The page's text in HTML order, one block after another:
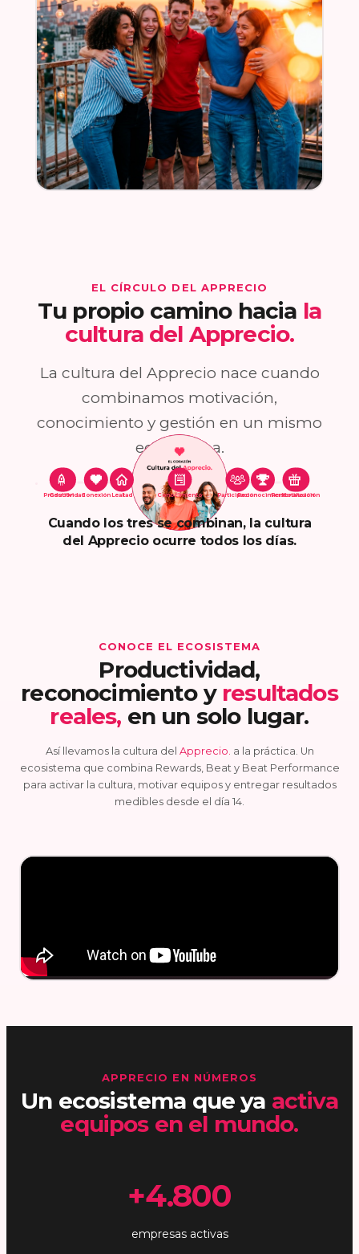
EL CÍRCULO DEL APPRECIO
Tu propio camino hacia la
cultura del Apprecio.
La cultura del Apprecio nace cuando
combinamos motivación,
conocimiento y gestión en un mismo
ecosistema.
ReconocimientoMotivación
Personalización
Participación
Conocimiento
Lealtad
Productividad
Gestión Conexión
Cuando los tres se combinan, la cultura
del Apprecio ocurre todos los días.
CONOCE EL ECOSISTEMA
Productividad,
reconocimiento y resultados
reales, en un solo lugar.
Así llevamos la cultura del Apprecio. a la práctica. Un
ecosistema que combina Rewards, Beat y Beat Performance
para activar la cultura, motivar equipos y entregar resultados
medibles desde el día 14.
APPRECIO EN NÚMEROS
Un ecosistema que ya activa
equipos en el mundo.
+4.800
empresas activas